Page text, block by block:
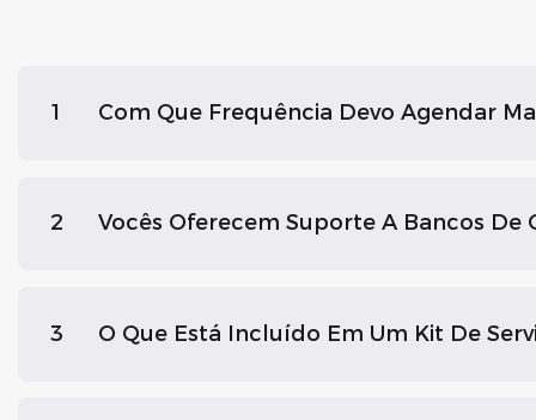
1 Com Que Frequência Devo Agendar
2 Vocês Oferecem Suporte A Bancos De
3 O Que Está Incluído Em Um Kit De